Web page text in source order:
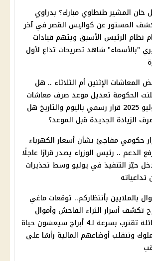
خان المشير طنطاوي مبارك؟ بدراوي
المستور عن كواليس القصر في آخر
نظام الرئيس الأسبق ويتهم قيادات
"بالأسماء" شاهد تصريحات تذاع لأول
المعاشات الإثنين أم الثلاثاء .. هل
الحكومة تعديل موعد صرف معاشات
يوليو 2025 قرار رسمي باليوم والتاريخ هل
الزيادة الجديدة قبل الموعد؟
حكومي مفاجئ بشأن أسعار الكهرباء
الدعم .. رئيس الوزراء يصدر قرارًا عاجلًا
حيّز التنفيذ في يوليو وسط تحذيرات
تداعياته
بالملايين بأنتظاركم.. توقعات ماغي
تكشف أسرار الثراء الفاحش وأموال
طائلة تقترب بسرعة لـ4 أبراج سيعشون حياة
وتنقلب أوضاعهم المالية رأسًا على